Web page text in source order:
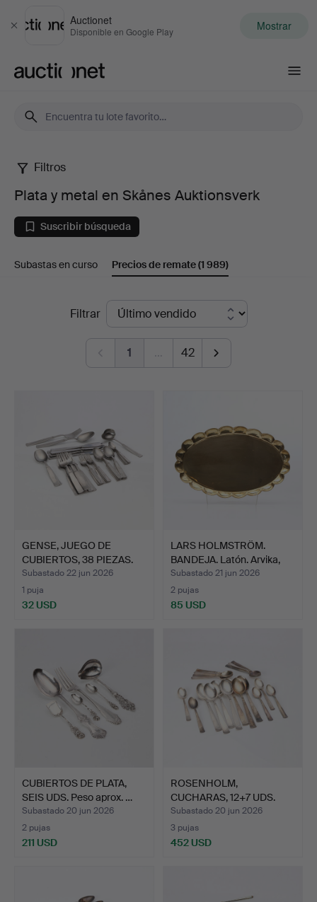
Cerrar
Auctionet
Disponible en Google Play Mostrar
Plata
metal
en
Skånes
Auktionsverk
Filtros
Plata y metal en Skånes Auktionsverk
Suscribir búsqueda
Subastas en curso Precios de remate(1 989)
Filtrar
1 … 42
GENSE, JUEGO DE
CUBIERTOS, 38 PIEZAS.
Acer…
Subastado 22 jun 2026
1 puja
32 USD
LARS HOLMSTRÖM.
BANDEJA. Latón. Arvika,
se…
Subastado 21 jun 2026
2 pujas
85 USD
CUBIERTOS DE PLATA,
SEIS UDS. Peso aprox. …
Subastado 20 jun 2026
2 pujas
211 USD
ROSENHOLM,
CUCHARAS, 12+7 UDS.
Plata. Peso…
Subastado 20 jun 2026
3 pujas
452 USD